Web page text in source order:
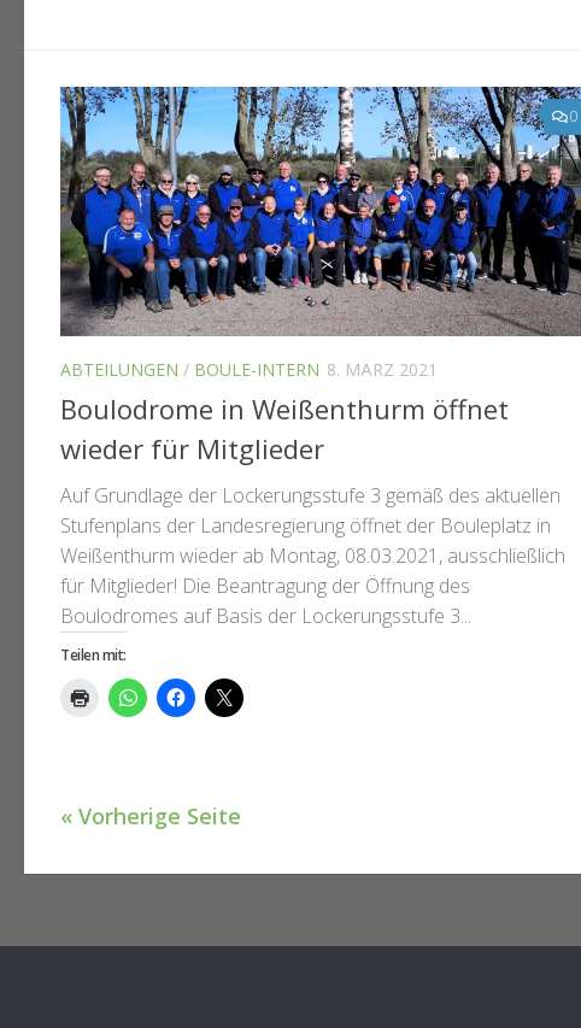
0
ABTEILUNGEN / BOULE-INTERN 8. MÄRZ 2021
Boulodrome in Weißenthurm öffnet
wieder für Mitglieder
Auf Grundlage der Lockerungsstufe 3 gemäß des aktuellen
Stufenplans der Landesregierung öffnet der Bouleplatz in
Weißenthurm wieder ab Montag, 08.03.2021, ausschließlich
für Mitglieder! Die Beantragung der Öffnung des
Boulodromes auf Basis der Lockerungsstufe 3...
Teilen mit:
« Vorherige Seite